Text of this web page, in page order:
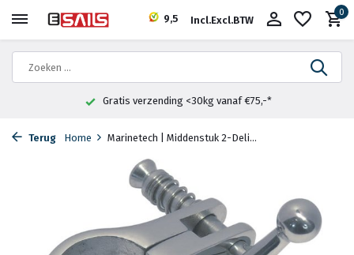
9,5 Incl.Excl.BTW
0
Gratis verzending <30kg vanaf €75,-*
Terug Home Marinetech | Middenstuk 2-Deli...